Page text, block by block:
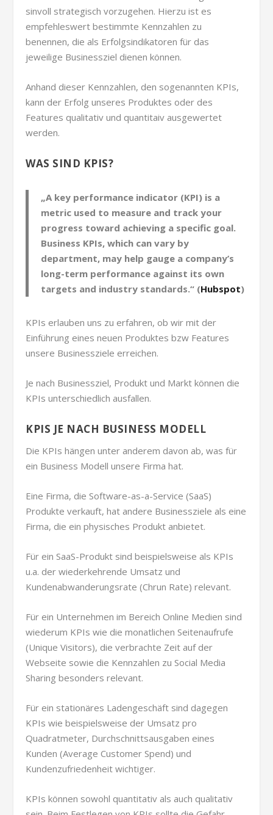
sinvoll strategisch vorzugehen. Hierzu ist es
empfehleswert bestimmte Kennzahlen zu
benennen, die als Erfolgsindikatoren für das
jeweilige Businessziel dienen können.
Anhand dieser Kennzahlen, den sogenannten KPIs,
kann der Erfolg unseres Produktes oder des
Features qualitativ und quantitaiv ausgewertet
werden.
WAS SIND KPIS?
„A key performance indicator (KPI) is a
metric used to measure and track your
progress toward achieving a specific goal.
Business KPIs, which can vary by
department, may help gauge a company’s
long-term performance against its own
targets and industry standards.“ (Hubspot)
KPIs erlauben uns zu erfahren, ob wir mit der
Einführung eines neuen Produktes bzw Features
unsere Businessziele erreichen.
Je nach Businessziel, Produkt und Markt können die
KPIs unterschiedlich ausfallen.
KPIS JE NACH BUSINESS MODELL
Die KPIs hängen unter anderem davon ab, was für
ein Business Modell unsere Firma hat.
Eine Firma, die Software-as-a-Service (SaaS)
Produkte verkauft, hat andere Businessziele als eine
Firma, die ein physisches Produkt anbietet.
Für ein SaaS-Produkt sind beispielsweise als KPIs
u.a. der wiederkehrende Umsatz und
Kundenabwanderungsrate (Chrun Rate) relevant.
Für ein Unternehmen im Bereich Online Medien sind
wiederum KPIs wie die monatlichen Seitenaufrufe
(Unique Visitors), die verbrachte Zeit auf der
Webseite sowie die Kennzahlen zu Social Media
Sharing besonders relevant.
Für ein stationäres Ladengeschäft sind dagegen
KPIs wie beispielsweise der Umsatz pro
Quadratmeter, Durchschnittsausgaben eines
Kunden (Average Customer Spend) und
Kundenzufriedenheit wichtiger.
KPIs können sowohl quantitativ als auch qualitativ